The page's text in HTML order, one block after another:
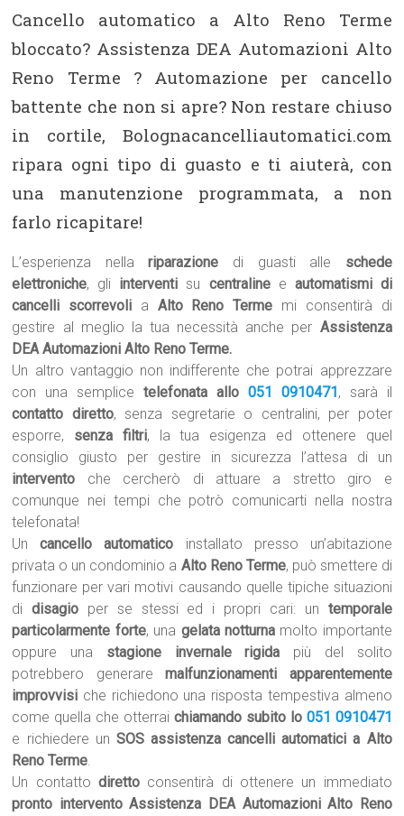
Cancello automatico a Alto Reno Terme
bloccato? Assistenza DEA Automazioni Alto
Reno Terme ? Automazione per cancello
battente che non si apre? Non restare chiuso
in cortile, Bolognacancelliautomatici.com
ripara ogni tipo di guasto e ti aiuterà, con
una manutenzione programmata, a non
farlo ricapitare!
L’esperienza nellariparazione di guasti alle schede
elettroniche, gli interventi su centralinee automatismi di
cancelli scorrevoli a Alto Reno Terme mi consentirà di
gestire al meglio la tua necessità anche per Assistenza
DEA Automazioni Alto Reno Terme.
Un altro vantaggio non indifferente che potrai apprezzare
con una semplicetelefonata allo 051 0910471 , sarà il
contatto diretto, senza segretarie o centralini, per poter
esporre, senza filtri, la tua esigenza ed ottenere quel
consiglio giusto per gestire in sicurezza l’attesa di un
intervento che cercherò di attuare a stretto giro e
comunque nei tempi che potrò comunicarti nella nostra
telefonata!
Uncancello automatico installato presso un’abitazione
privata o un condominio a Alto Reno Terme, può smettere di
funzionare per vari motivi causando quelle tipiche situazioni
didisagio per se stessi ed i propri cari: un temporale
particolarmente forte, una gelata notturnamolto importante
oppure una stagione invernale rigida più del solito
potrebbero generaremalfunzionamenti apparentemente
improvvisi che richiedono una risposta tempestiva almeno
come quella che otterrai chiamando subito lo 051 0910471
e richiedere un SOS assistenza cancelli automatici a Alto
Reno Terme.
Un contattodiretto consentirà di ottenere un immediato
pronto intervento Assistenza DEA Automazioni Alto Reno